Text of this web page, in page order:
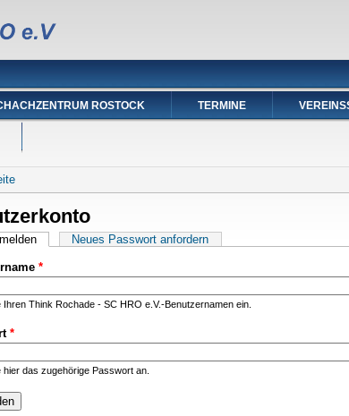
ROSTOCK TERMINE
hier
Reiter
(aktiver Reiter)
Neues Passwort anfordern
*
Ihren Think Rochade - SC HRO e.V.-Benutzernamen ein.
*
hier das zugehörige Passwort an.